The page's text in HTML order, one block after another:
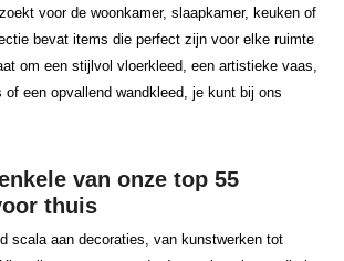
voor de woonkamer, slaapkamer, keuken of
bevat items die perfect zijn voor elke ruimte
om een stijlvol vloerkleed, een artistieke vaas,
of een opvallend wandkleed, je kunt bij ons
van onze top 55
thuis
scala aan decoraties, van kunstwerken tot